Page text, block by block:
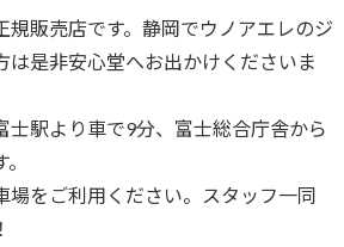
規販売店です。静岡でウノアエレのジ
は是非安心堂へお出かけくださいま
士駅より車で9分、富士総合庁舎から
場をご利用ください。スタッフ一同